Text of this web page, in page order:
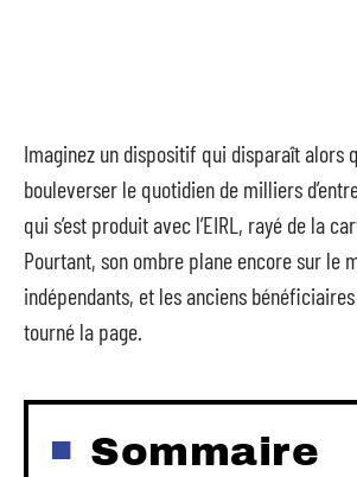
Imaginez un dispositif qui disparaît alors
bouleverser le quotidien de milliers
qui s’est produit avec l’EIRL, rayé de la
Pourtant, son ombre plane encore sur le
indépendants, et les anciens bénéficiaires
tourné la page.
Sommaire